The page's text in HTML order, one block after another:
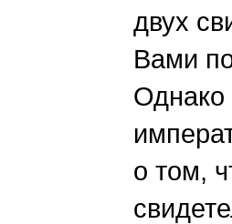
двух
Вами
Однако
о том,